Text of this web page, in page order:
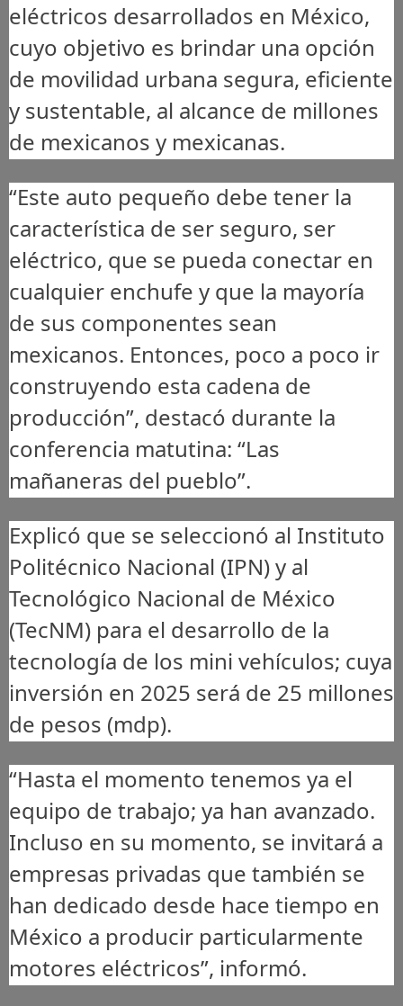
eléctricos desarrollados en México,
cuyo objetivo es brindar una opción
de movilidad urbana segura, eficiente
y sustentable, al alcance de millones
de mexicanos y mexicanas.
“Este auto pequeño debe tener la
característica de ser seguro, ser
eléctrico, que se pueda conectar en
cualquier enchufe y que la mayoría
de sus componentes sean
mexicanos. Entonces, poco a poco ir
construyendo esta cadena de
producción”, destacó durante la
conferencia matutina: “Las
mañaneras del pueblo”.
Explicó que se seleccionó al Instituto
Politécnico Nacional (IPN) y al
Tecnológico Nacional de México
(TecNM) para el desarrollo de la
tecnología de los mini vehículos; cuya
inversión en 2025 será de 25 millones
de pesos (mdp).
“Hasta el momento tenemos ya el
equipo de trabajo; ya han avanzado.
Incluso en su momento, se invitará a
empresas privadas que también se
han dedicado desde hace tiempo en
México a producir particularmente
motores eléctricos”, informó.